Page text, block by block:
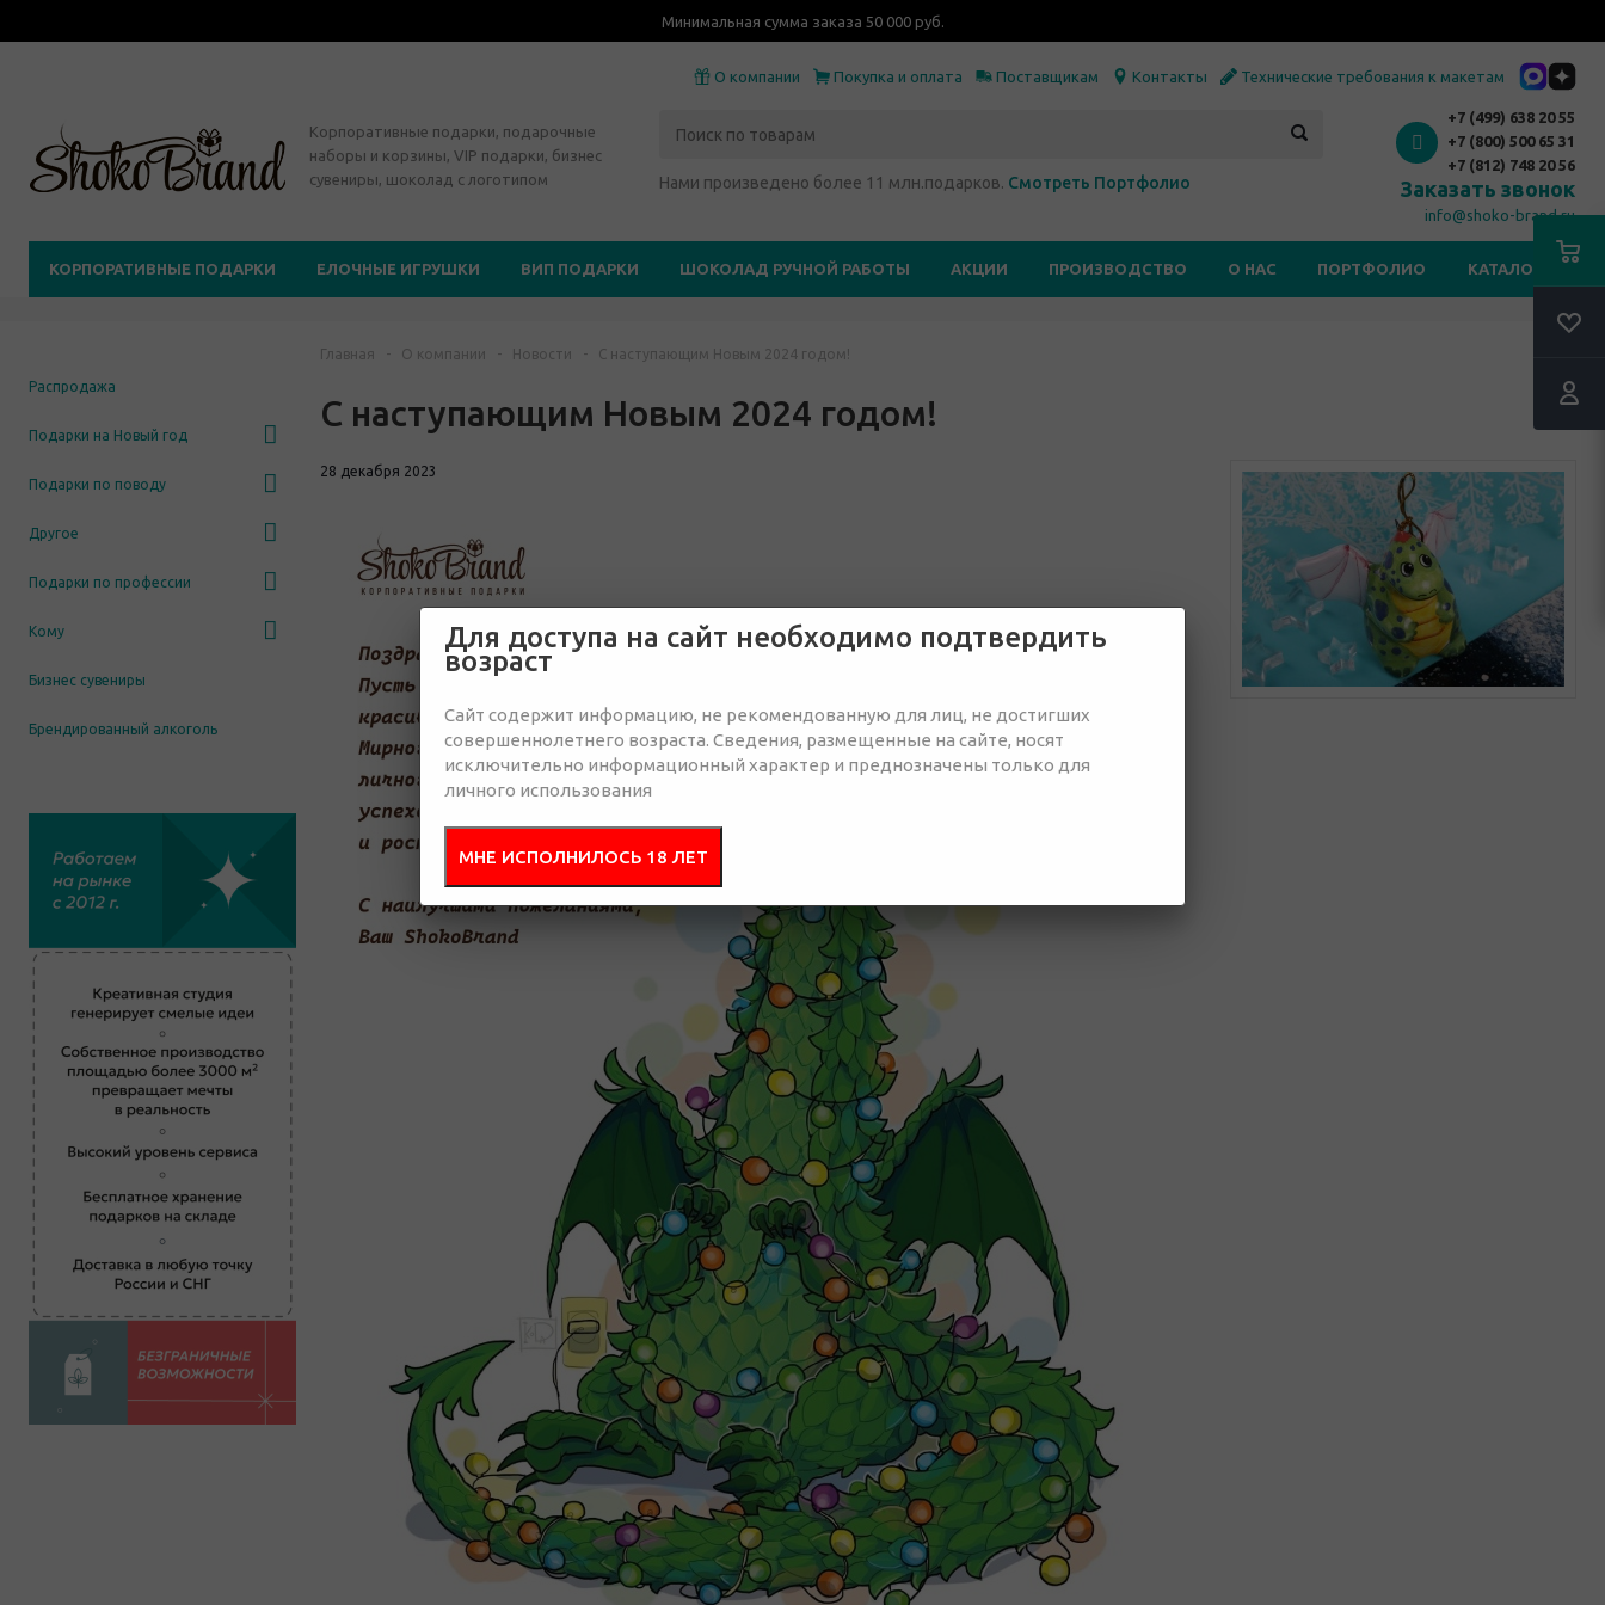
Минимальная сумма заказа 50 000 руб.
О компании Покупка и оплата Поставщикам Контакты Технические требования к макетам
Корпоративные подарки, подарочные
наборы и корзины, VIP подарки, бизнес
сувениры, шоколад с логотипом
Нами произведено более 11 млн.подарков. Смотреть Портфолио
+7 (499) 638 20 55
+7 (800) 500 65 31
+7 (812) 748 20 56
Заказать звонок
info@shoko-brand.ru
КОРПОРАТИВНЫЕ ПОДАРКИ ЕЛОЧНЫЕ ИГРУШКИ ВИП ПОДАРКИ ШОКОЛАД РУЧНОЙ РАБОТЫ АКЦИИ ПРОИЗВОДСТВО О НАС ПОРТФОЛИО КАТАЛОГИ
Распродажа
Подарки на Новый год
Подарки по поводу
Другое
Подарки по профессии
Кому
Бизнес сувениры
Брендированный алкоголь
Главная - О компании - Новости - С наступающим Новым 2024 годом!
С наступающим Новым 2024 годом! RSS
28 декабря 2023
Для доступа на сайт необходимо подтвердить
возраст
Сайт содержит информацию, не рекомендованную для лиц, не достигших
совершеннолетнего возраста. Сведения, размещенные на сайте, носят
исключительно информационный характер и преднозначены только для
личного использования
МНЕ ИСПОЛНИЛОСЬ 18 ЛЕТ